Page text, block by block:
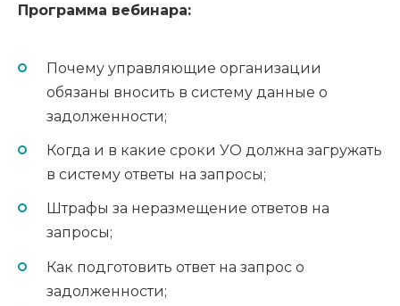
Программа вебинара:
Почему управляющие организации
обязаны вносить в систему данные о
задолженности;
Когда и в какие сроки УО должна загружать
в систему ответы на запросы;
Штрафы за неразмещение ответов на
запросы;
Как подготовить ответ на запрос о
задолженности;